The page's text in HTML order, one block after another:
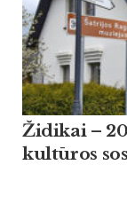
Židikai –
kultūros